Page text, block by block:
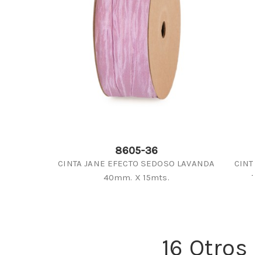
8605-36
CINTA JANE EFECTO SEDOSO LAVANDA
40mm. X 15mts.
16